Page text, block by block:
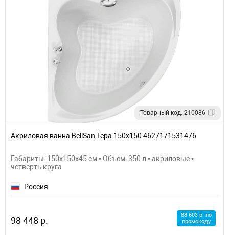
Товарный код: 210086
Акриловая ванна BellSan Тера 150x150 4627171531476
Габариты: 150x150x45 см • Объем: 350 л • акриловые •
четверть круга
Россия
98 448 р.
88 603 р. по
промокоду